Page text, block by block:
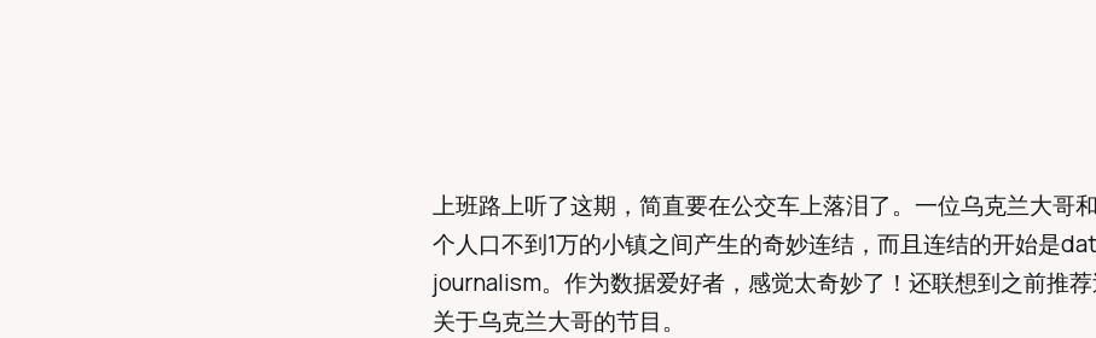
上班路上听了这期，简直要在公交车上落泪了。一位乌克兰大哥
个人口不到1万的小镇之间产生的奇妙连结，而且连结的开始是
journalism。作为数据爱好者，感觉太奇妙了！还联想到之前推
关于乌克兰大哥的节目。